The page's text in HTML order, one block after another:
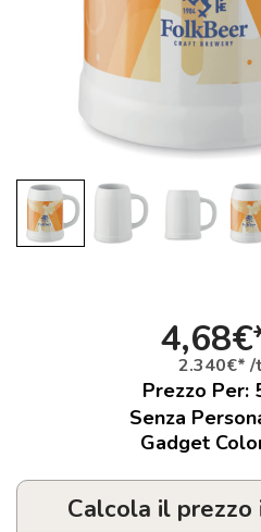
2.340€*
Prezzo Per:
Senza
Gadget
Calcola il